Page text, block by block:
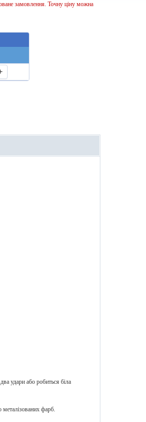
замовлення. Точну ціну можна
удари або робиться біла
фарб.